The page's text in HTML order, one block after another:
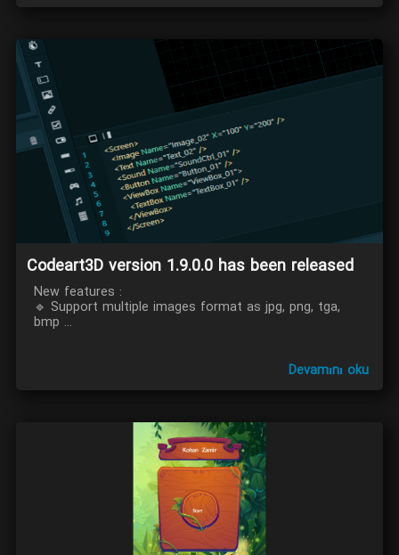
Codeart3D version 1.9.0.0 has been released
New features :
🔹 Support multiple images format as jpg, png, tga,
bmp ...
Devamını oku